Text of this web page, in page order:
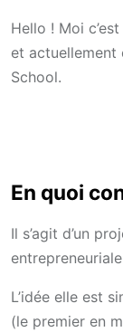
Hello ! Moi
et actuellement
School.
En quoi
Il s’agit d’un
L’idée elle est
(le premier en